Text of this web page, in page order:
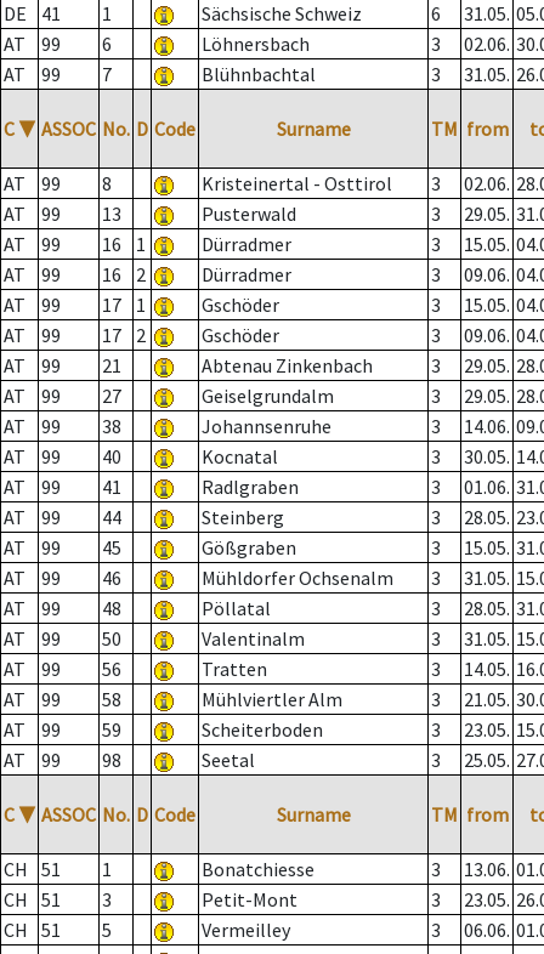
DE
41 1 Sächsische Schweiz 6 31.05.
AT
99 6 Löhnersbach 3 02.06.
AT
99 7 Blühnbachtal 3 31.05.
C ▼ ASSOC No. D Code Surname TM from
AT 99 8 Kristeinertal - Osttirol 3 02.06.
AT
99 13 Pusterwald 3 29.05.
AT
99 16 1 Dürradmer 3 15.05.
AT
99 16 2 Dürradmer 3 09.06.
AT
99 17 1 Gschöder 3 15.05.
AT
99 17 2 Gschöder 3 09.06.
AT
99 21 Abtenau Zinkenbach 3 29.05.
AT
99 27 Geiselgrundalm 3 29.05.
AT
99 38 Johannsenruhe 3 14.06.
AT
99 40 Kocnatal 3 30.05.
AT
99 41 Radlgraben 3 01.06.
AT
99 44 Steinberg 3 28.05.
AT
99 45 Gößgraben 3 15.05.
AT
99 46 Mühldorfer Ochsenalm 3 31.05.
AT
99 48 Pöllatal 3 28.05.
AT
99 50 Valentinalm 3 31.05.
AT
99 56 Tratten 3 14.05.
AT
99 58 Mühlviertler Alm 3 21.05.
AT
99 59 Scheiterboden 3 23.05.
AT
99 98 Seetal 3 25.05.
C ▼ ASSOC No. D Code Surname TM from
CH 51 1 Bonatchiesse 3 13.06.
CH
51 3 Petit-Mont 3 23.05.
CH
51 5 Vermeilley 3 06.06.